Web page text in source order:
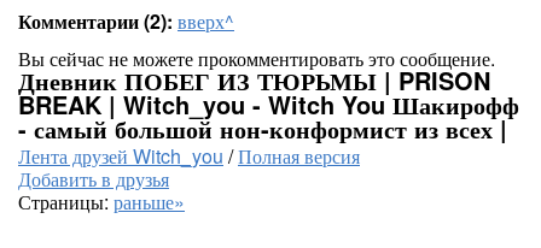
Комментарии (2): вверх^
Вы сейчас не можете прокомментировать это сообщение.
Дневник ПОБЕГ ИЗ ТЮРЬМЫ | PRISON
BREAK | Witch_you - Witch You Шакирофф
- самый большой нон-конформист из всех |
Лента друзей Witch_you /Полная версия
Добавить в друзья
Страницы: раньше»